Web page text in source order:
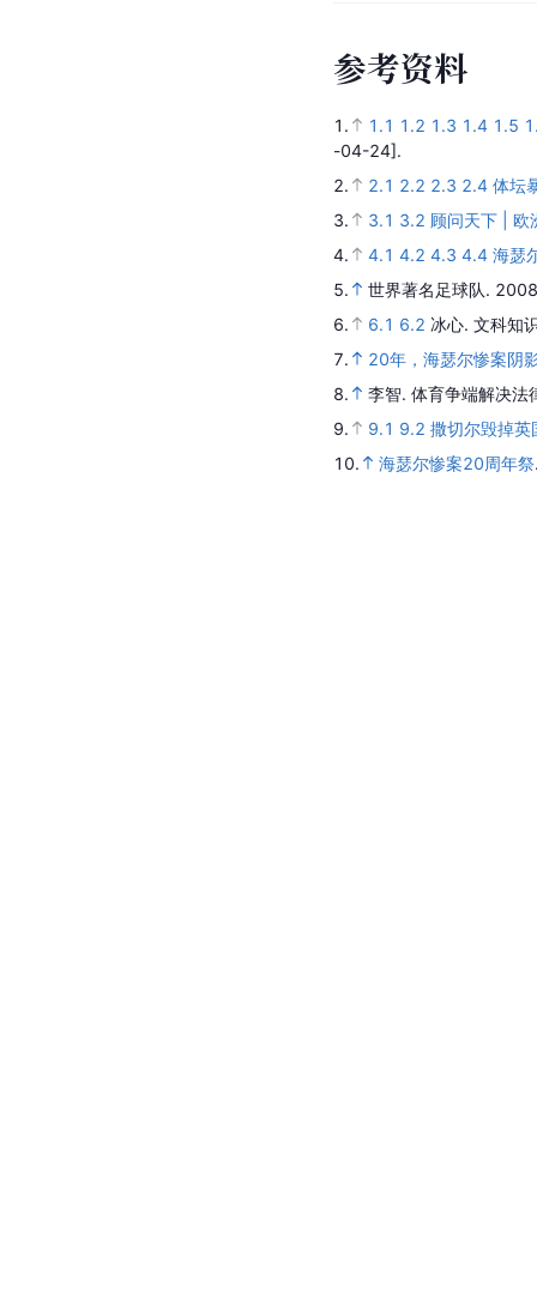
参考资料
1. 1.1 1.2 1.3 1.4 1.5
-04-24].
2.
2.1 2.2 2.3 2.4 体坛
3.
3.1 3.2 顾问天下 | 欧
4.
4.1 4.2 4.3 4.4 海瑟
5.
世界著名足球队.
6.
6.1 6.2 冰心. 文科知
7.
20年，海瑟尔惨案阴
8.
李智. 体育争端解决法
9.
9.1 9.2 撒切尔毁掉英
10.
海瑟尔惨案20周年祭